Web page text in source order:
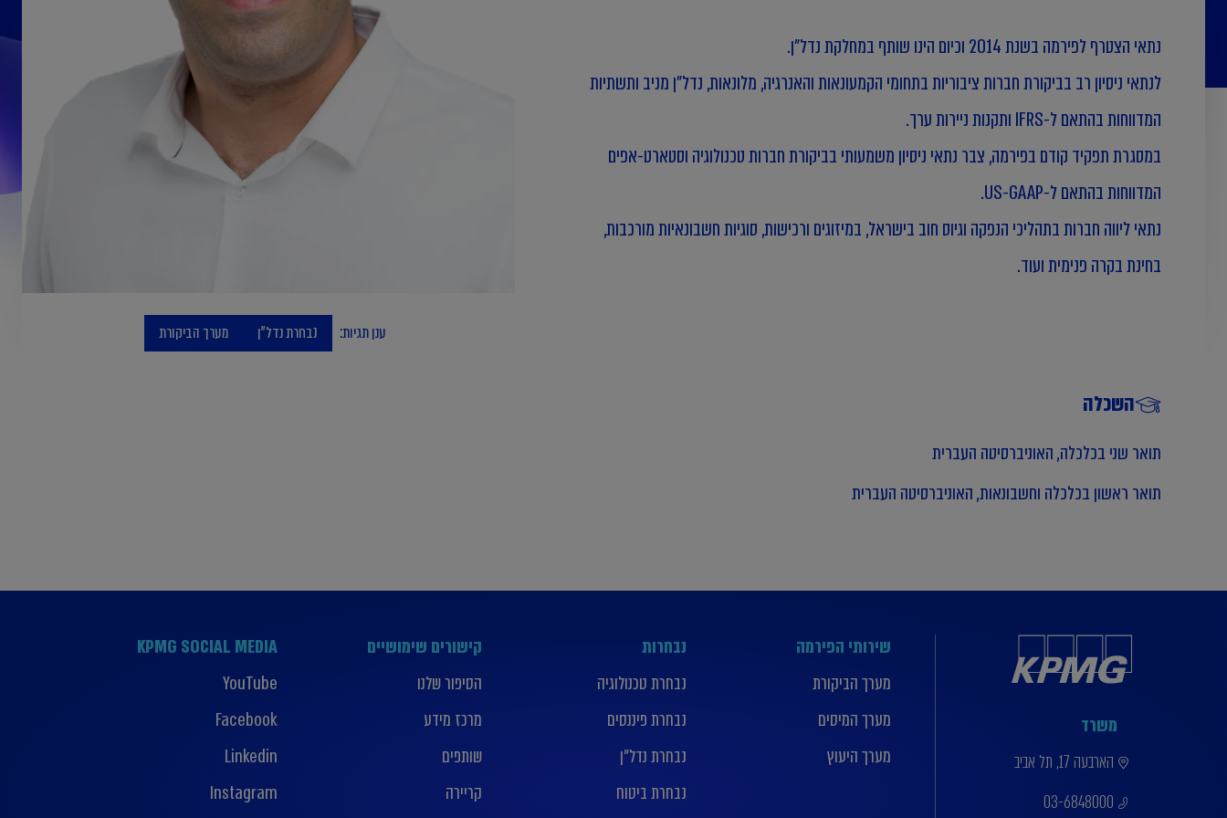
נתאי הצטרף לפירמה בשנת 2014 וכיום הינו שותף במחלקת נדל"ן.
לנתאי ניסיון רב בביקורת חברות ציבוריות בתחומי הקמעונאות והאנרגיה, מלונאות, נדל"ן מניב ותשתיות
המדווחות בהתאם ל-IFRS ותקנות ניירות ערך.
במסגרת תפקיד קודם בפירמה, צבר נתאי ניסיון משמעותי בביקורת חברות טכנולוגיה וסטארט-אפים
המדווחות בהתאם ל-US-GAAP.
נתאי ליווה חברות בתהליכי הנפקה וגיוס חוב בישראל, במיזוגים ורכישות, סוגיות חשבונאיות מורכבות,
בחינת בקרה פנימית ועוד.
השכלה
תואר שני בכלכלה, האוניברסיטה העברית
תואר ראשון בכלכלה וחשבונאות, האוניברסיטה העברית
ענן תגיות: נבחרת נדל"ן מערך הביקורת
משרד
הארבעה 17, תל אביב
03-6848000
שירותי הפירמה
מערך הביקורת
מערך המיסים
מערך היעוץ
נבחרות
נבחרת טכנולוגיה
נבחרת פיננסים
נבחרת נדל”ן
נבחרת ביטוח
קישורים שימושיים
הסיפור שלנו
מרכז מידע
שותפים
קריירה
KPMG SOCIAL MEDIA
YouTube
Facebook
Linkedin
Instagram